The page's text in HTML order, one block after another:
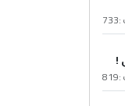
:
733
!
:
819